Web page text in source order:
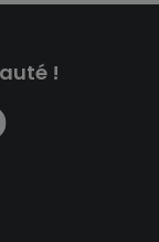
!